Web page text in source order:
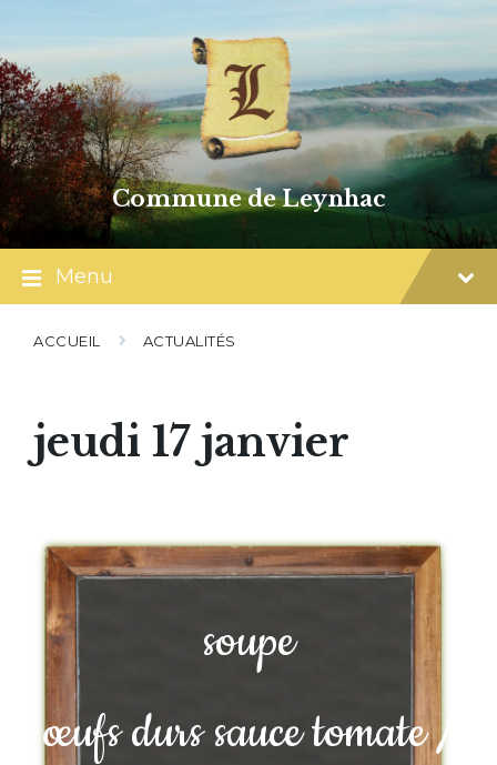
content
main
navigation
footer
Commune de Leynhac
Menu
ACCUEIL ACTUALITÉS
jeudi 17 janvier
soupe
œufs durs sauce tomate /